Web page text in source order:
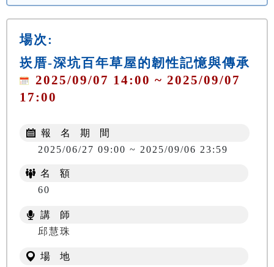
場次:
崁厝-深坑百年草屋的韌性記憶與傳承
2025/09/07 14:00 ~ 2025/09/07
17:00
報 名 期 間
2025/06/27 09:00 ~ 2025/09/06 23:59
名 額
60
講 師
邱慧珠
場 地